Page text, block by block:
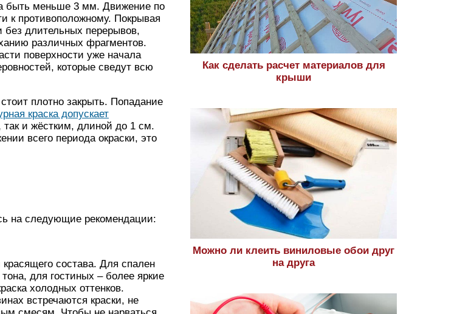
быть меньше 3 мм. Движение по
к противоположному. Покрывая
без длительных перерывов,
различных фрагментов.
поверхности уже начала
которые сведут всю
стоит плотно закрыть. Попадание
краска допускает
так и жёстким, длиной до 1 см.
всего периода окраски, это
на следующие рекомендации:
состава. Для спален
для гостиных – более яркие
холодных оттенков.
встречаются краски, не
Как сделать расчет материалов для
крыши
Можно ли клеить виниловые обои друг
на друга